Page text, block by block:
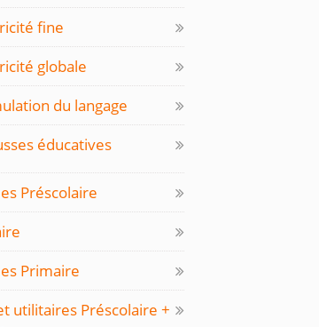
fine
globale
du langage
éducatives
Préscolaire
Primaire
utilitaires Préscolaire +